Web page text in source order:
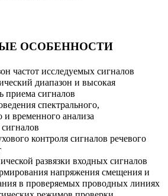
ОСОБЕННОСТИ
частот исследуемых сигналов
диапазон и высокая
приема сигналов
спектрального,
и временного анализа
контроля сигналов речевого
развязки входных сигналов
напряжения смещения и
в проверяемых проводных линиях